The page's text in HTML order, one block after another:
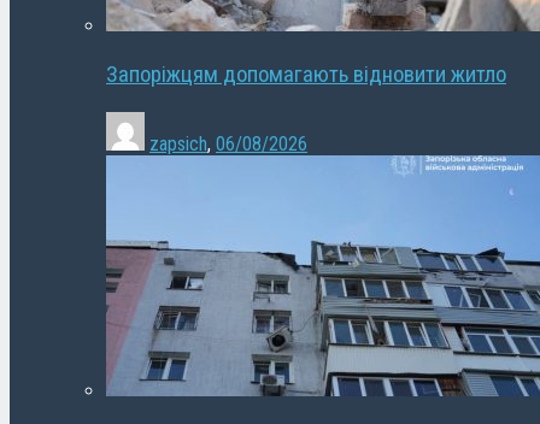
Запоріжцям допомагають відновити житло
zapsich, 06/08/2026